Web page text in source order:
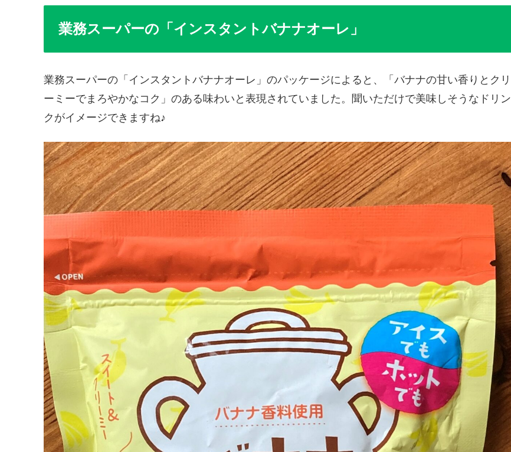
業務スーパーの「インスタントバナナオーレ」
業務スーパーの「インスタントバナナオーレ」のパッケージによると、「バナナの甘い香りとクリ
ーミーでまろやかなコク」のある味わいと表現されていました。聞いただけで美味しそうなドリン
クがイメージできますね♪